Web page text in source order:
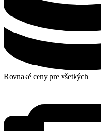
Rovnaké ceny pre všetkých